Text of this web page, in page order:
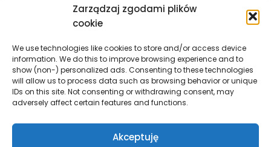
Zarządzaj zgodami plików
cookie
We use technologies like cookies to store and/or access device
information. We do this to improve browsing experience and to
show (non-) personalized ads. Consenting to these technologies
will allow us to process data such as browsing behavior or unique
IDs on this site. Not consenting or withdrawing consent, may
adversely affect certain features and functions.
Akceptuję
Polaków w UK
przez Financial Conduct Authority (FCA) i jest prowadzona
wyłącznie w celach informacyjno-edukacyjnych. Treści
zawierająca linki sponsorowane i afiliacyjne, a klikając w nie
i korzystając z usług reklamodawców lub firm
współpracujących, nasz serwis może otrzymać